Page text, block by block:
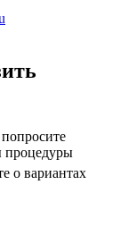
процедуры
о вариантах